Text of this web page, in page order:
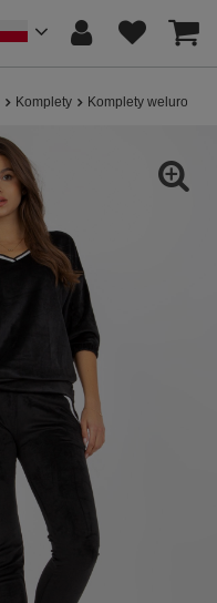
Komplety Komplety welurowe